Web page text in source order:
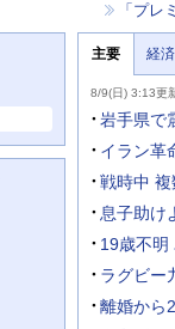
ワ
ー
力
補
助
を
開
く
「プレ
ュ
ス
主要 経済
要
ニ
ー
8/9(日) 3:13更
岩手県で
イラン革
戦時中
息子助け
19歳不明
ラグビー
離婚から